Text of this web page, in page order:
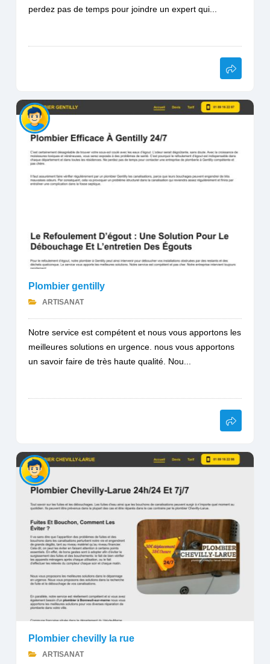
perdez pas de temps pour joindre un expert qui...
Plombier gentilly
ARTISANAT
Notre service est compétent et nous vous apportons les
meilleures solutions en urgence. nous vous apportons
un savoir faire de très haute qualité. Nou...
Plombier chevilly la rue
ARTISANAT